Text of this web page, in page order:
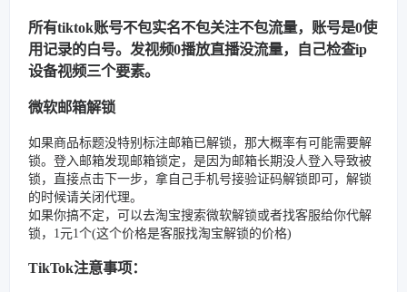
所有tiktok账号不包实名不包关注不包流量，账号是0使
用记录的白号。发视频0播放直播没流量，自己检查ip
设备视频三个要素。
微软邮箱解锁
如果商品标题没特别标注邮箱已解锁，那大概率有可能需要解
锁。登入邮箱发现邮箱锁定，是因为邮箱长期没人登入导致被
锁，直接点击下一步，拿自己手机号接验证码解锁即可，解锁
的时候请关闭代理。
如果你搞不定，可以去淘宝搜索微软解锁或者找客服给你代解
锁，1元1个(这个价格是客服找淘宝解锁的价格)
TikTok注意事项：